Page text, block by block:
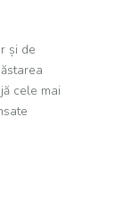
și de
cele mai